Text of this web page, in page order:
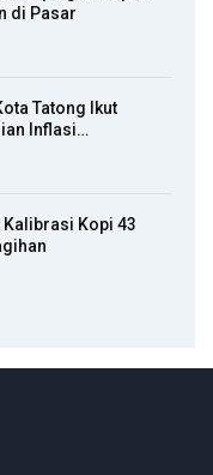
di Pasar
Tatong Ikut
Inflasi…
Kalibrasi Kopi 43